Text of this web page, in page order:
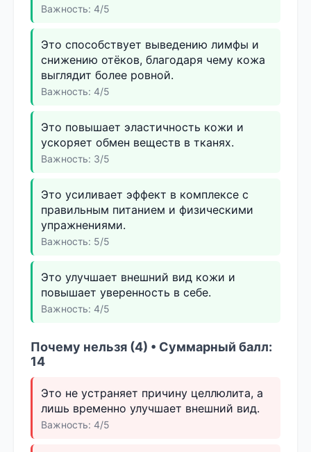
Важность: 4/5
Это способствует выведению лимфы и
снижению отёков, благодаря чему кожа
выглядит более ровной.
Важность: 4/5
Это повышает эластичность кожи и
ускоряет обмен веществ в тканях.
Важность: 3/5
Это усиливает эффект в комплексе с
правильным питанием и физическими
упражнениями.
Важность: 5/5
Это улучшает внешний вид кожи и
повышает уверенность в себе.
Важность: 4/5
Почему нельзя (4) • Суммарный балл:
14
Это не устраняет причину целлюлита, а
лишь временно улучшает внешний вид.
Важность: 4/5